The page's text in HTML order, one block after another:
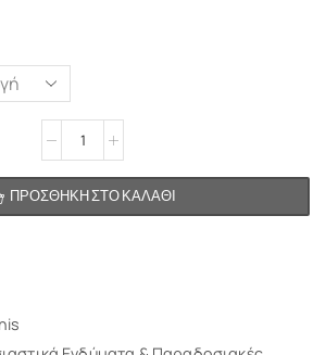
ΠΡΟΣΘΉΚΗ ΣΤΟ ΚΑΛΆΘΙ